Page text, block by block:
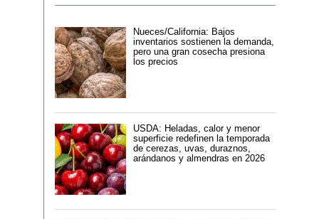
Nueces/California: Bajos
inventarios sostienen la demanda,
pero una gran cosecha presiona
los precios
USDA: Heladas, calor y menor
superficie redefinen la temporada
de cerezas, uvas, duraznos,
arándanos y almendras en 2026